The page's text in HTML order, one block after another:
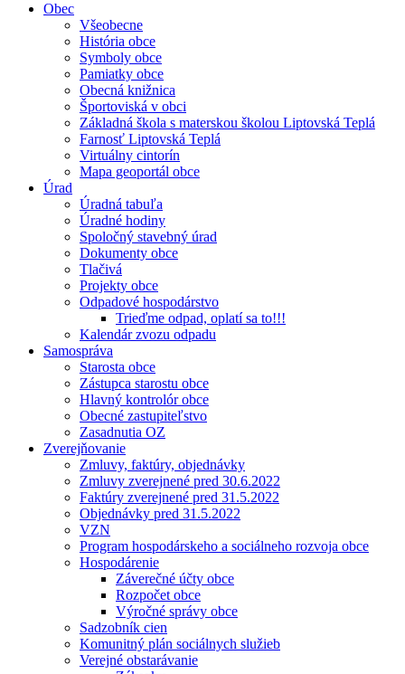
Obec
Všeobecne
História obce
Symboly obce
Pamiatky obce
Obecná knižnica
Športoviská v obci
Základná škola s materskou školou Liptovská Teplá
Farnosť Liptovská Teplá
Virtuálny cintorín
Mapa geoportál obce
Úrad
Úradná tabuľa
Úradné hodiny
Spoločný stavebný úrad
Dokumenty obce
Tlačivá
Projekty obce
Odpadové hospodárstvo
Trieďme odpad, oplatí sa to!!!
Kalendár zvozu odpadu
Samospráva
Starosta obce
Zástupca starostu obce
Hlavný kontrolór obce
Obecné zastupiteľstvo
Zasadnutia OZ
Zverejňovanie
Zmluvy, faktúry, objednávky
Zmluvy zverejnené pred 30.6.2022
Faktúry zverejnené pred 31.5.2022
Objednávky pred 31.5.2022
VZN
Program hospodárskeho a sociálneho rozvoja obce
Hospodárenie
Záverečné účty obce
Rozpočet obce
Výročné správy obce
Sadzobník cien
Komunitný plán sociálnych služieb
Verejné obstarávanie